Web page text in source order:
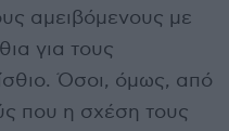
αμειβόμενους με
για τους
Όσοι, όμως, από
που η σχέση τους